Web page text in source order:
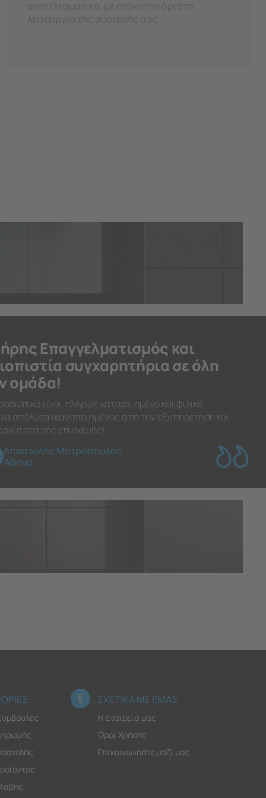
αποτελεσματικά, με στόχο την άριστη
λειτουργία της συσκευής σας.
Επαγγελματισμός και
συγχαρητήρια σε όλη
ομάδα!
είναι πλήρως καταρτισμένο και φιλικό.
απόλυτα ικανοποιημένος από την εξυπηρέτηση και
της επισκευής!
Αποστόλης Μητρόπουλος
Αθήνα
ΣΧΕΤΙΚΑ ΜΕ ΕΜΑΣ
Η Εταιρεία μας
Όροι Χρήσης
Επικοινωνήστε μαζί μας